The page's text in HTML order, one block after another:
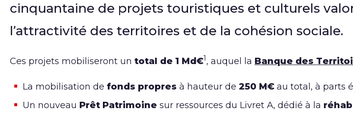
cinquantaine de projets touristiques et culturels
l’attractivité des territoires et de la cohésion sociale.
Ces projets mobiliseront un total de 1 Md€1, auquel la Banque des
La mobilisation de fonds propres à hauteur de 250 M€ au total, à parts
Un nouveau Prêt Patrimoine sur ressources du Livret A, dédié à la